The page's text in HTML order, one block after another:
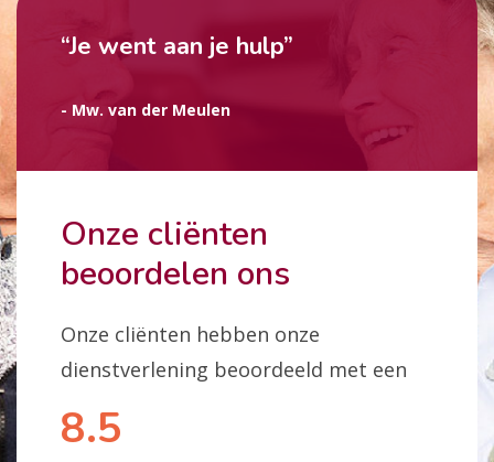
Onze cliënten
beoordelen ons
Onze cliënten hebben onze
dienstverlening beoordeeld met een
8.5
“Je went aan je hulp”
- Mw. van der Meulen